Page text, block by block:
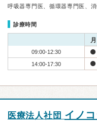
呼吸器専門医、循環器専門医、
診療時間
月
09:00-12:30
14:00-17:30
医療法人社団 イノ